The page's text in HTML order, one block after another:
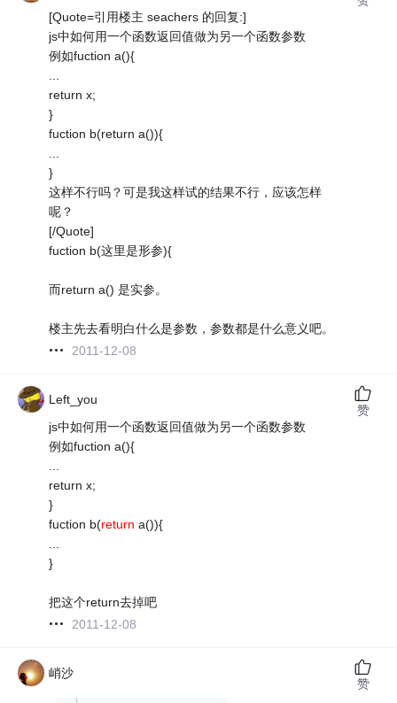
[Quote=引用楼主 seachers 的回复:]
js中如何用一个函数返回值做为另一个函数参数
例如fuction a(){
return x;
}
fuction b(return a()){
}
这样不行吗？可是我这样试的结果不行，应该怎样
呢？
[/Quote]
fuction b(这里是形参){
而return a() 是实参。
楼主先去看明白什么是参数，参数都是什么意义吧。
2011-12-08
Left_you
js中如何用一个函数返回值做为另一个函数参数
例如fuction a(){
return x;
}
fuction b(return a()){
}
把这个return去掉吧
2011-12-08
赞
峭沙
赞